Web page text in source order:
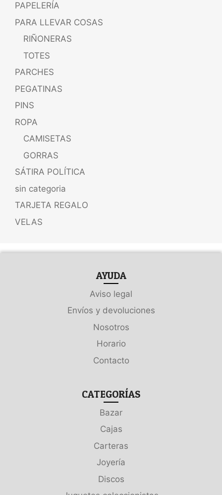
PAPELERÍA
PARA LLEVAR COSAS
RIÑONERAS
TOTES
PARCHES
PEGATINAS
PINS
ROPA
CAMISETAS
GORRAS
SÁTIRA POLÍTICA
sin categoria
TARJETA REGALO
VELAS
AYUDA
Aviso legal
Envíos y devoluciones
Nosotros
Horario
Contacto
CATEGORÍAS
Bazar
Cajas
Carteras
Joyería
Discos